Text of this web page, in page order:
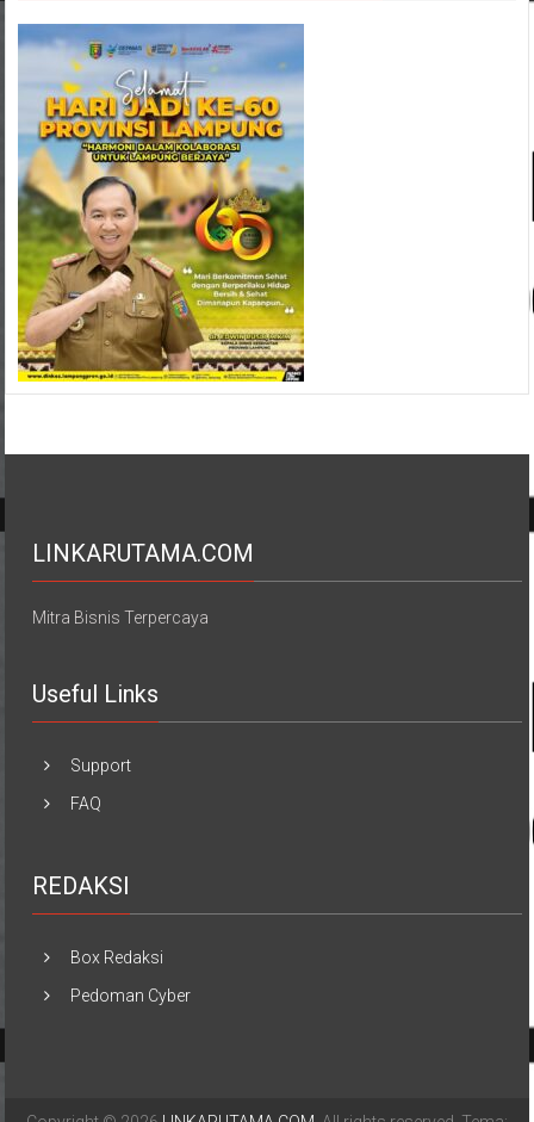
LINKARUTAMA.COM
Mitra Bisnis Terpercaya
Useful Links
Support
FAQ
REDAKSI
Box Redaksi
Pedoman Cyber